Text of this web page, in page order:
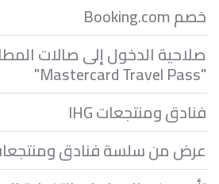
خصم Booking.com
صلاحية الدخول إلى صالات
"Mastercard Travel Pass"
فنادق ومنتجعات IHG
عرض من سلسة فنادق